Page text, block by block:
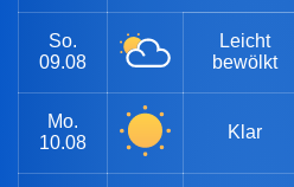
So.
09.08
Leicht
bewölkt
Mo.
10.08
Klar